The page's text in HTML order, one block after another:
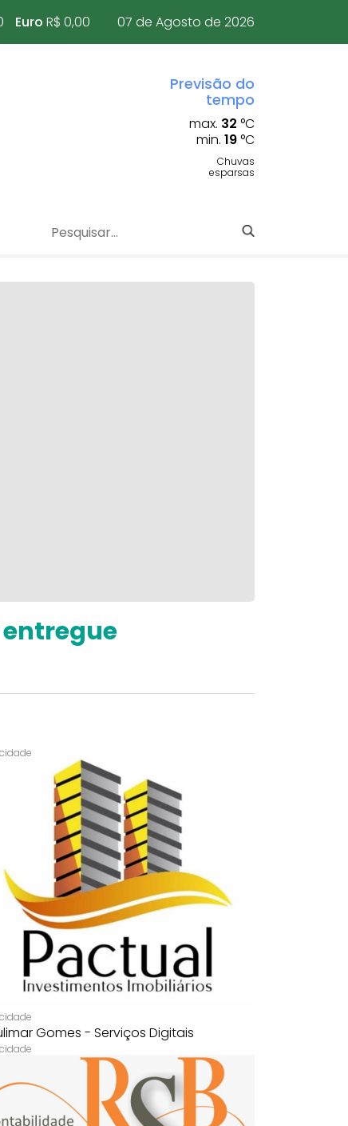
Euro R$ 0,00 07 de Agosto de 2026
Previsão do
tempo
max. 32 °C
min. 19 °C
Chuvas
esparsas